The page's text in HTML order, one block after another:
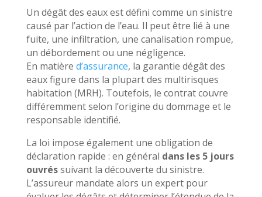
Un dégât des eaux est défini comme un sinistre
causé par l’action de l’eau. Il peut être lié à une
fuite, une infiltration, une canalisation rompue,
un débordement ou une négligence.
En matière d’assurance, la garantie dégât des
eaux figure dans la plupart des multirisques
habitation (MRH). Toutefois, le contrat couvre
différemment selon l’origine du dommage et le
responsable identifié.
La loi impose également une obligation de
déclaration rapide : en général dans les 5 jours
ouvréssuivant la découverte du sinistre.
L’assureur mandate alors un expert pour